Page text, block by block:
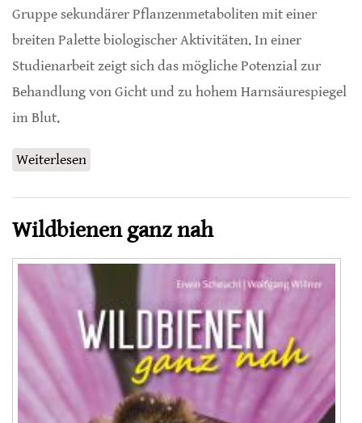
Gruppe sekundärer Pflanzenmetaboliten mit einer
breiten Palette biologischer Aktivitäten. In einer
Studienarbeit zeigt sich das mögliche Potenzial zur
Behandlung von Gicht und zu hohem Harnsäurespiegel
im Blut.
Weiterlesen
Wildbienen ganz nah